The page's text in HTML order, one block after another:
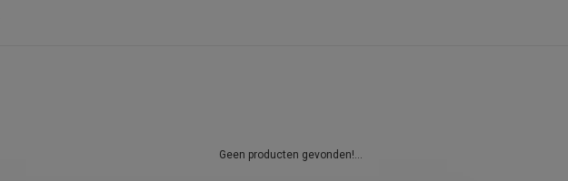
Geen producten gevonden!...